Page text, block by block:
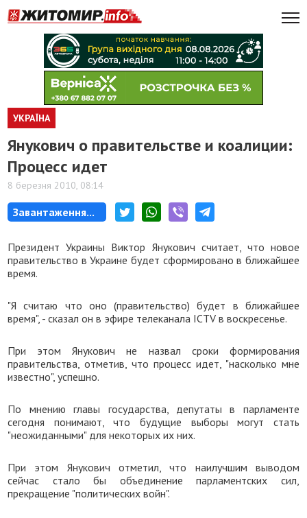
УКРАЇНА
Янукович о правительстве и коалиции:
Процесс идет
8 березня 2010, 08:14
Завантаження...
Президент Украины Виктор Янукович считает, что новое
правительство в Украине будет сформировано в ближайшее
время.
"Я считаю что оно (правительство) будет в ближайшее
время", - сказал он в эфире телеканала ICTV в воскресенье.
При этом Янукович не назвал сроки формирования
правительства, отметив, что процесс идет, "насколько мне
известно", успешно.
По мнению главы государства, депутаты в парламенте
сегодня понимают, что будущие выборы могут стать
"неожиданными" для некоторых их них.
При этом Янукович отметил, что наилучшим выводом
сейчас стало бы объединение парламентских сил,
прекращение "политических войн".